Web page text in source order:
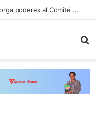
Pleno Nacional de Dirigentes otorga poderes al Comité Ejecutivo de la ADP para dar toques finales a plan de movilización